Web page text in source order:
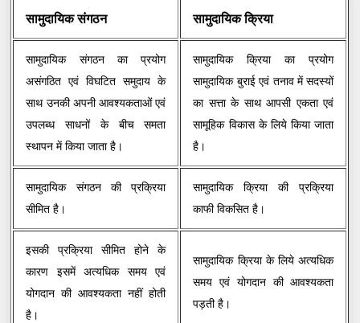
सामुदायिक संगठन सामुदायिक क्रिया
सामुदायिक संगठन का प्रयोग
असंगठित एवं विघटित समुदाय के
साथ उनकी अपनी आवश्यकताओं एवं
उपलब्ध साधनों के बीच समता
स्थापन में किया जाता है।
सामुदायिक क्रिया का प्रयोग
सामुदायिक बुराई एवं तनाव में सदस्यों
का सत्ता के साथ आपसी एकता एवं
सामूहिक विकास के लिये किया जाता
है।
सामुदायिक संगठन की प्रक्रिया
सीमित है।
सामुदायिक क्रिया की प्रक्रिया
काफी विकसित है।
इसकी प्रक्रिया सीमित होने के
कारण इसमें अत्यधिक समय एवं
योगदान की आवश्यकता नहीं होती
है।
सामुदायिक क्रिया के लिये अत्यधिक
समय एवं योगदान की आवश्यकता
पड़ती है।